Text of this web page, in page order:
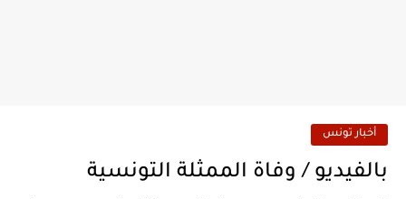
أخبار تونس
بالفيديو / وفاة الممثلة التونسية